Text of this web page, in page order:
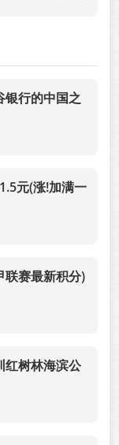
银行的中国之
元(涨!加满一
联赛最新积分)
红树林海滨公